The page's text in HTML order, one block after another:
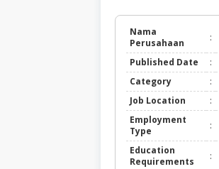
Nama
Perusahaan
:
Published Date :
Category
:
Job Location
:
Employment
Type
:
Education
Requirements
: